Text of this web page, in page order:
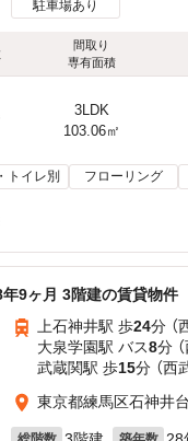
駐車場あり
間取り
専有面積
3LDK
103.06㎡
トイレ別 フローリング
9ヶ月 3階建の賃貸物件
上石神井駅 歩24分 （
大泉学園駅 バス8分
武蔵関駅 歩15分 （西
東京都練馬区石神井